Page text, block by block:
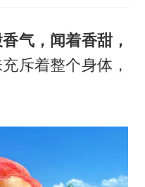
气，闻着香甜，
斥着整个身体，